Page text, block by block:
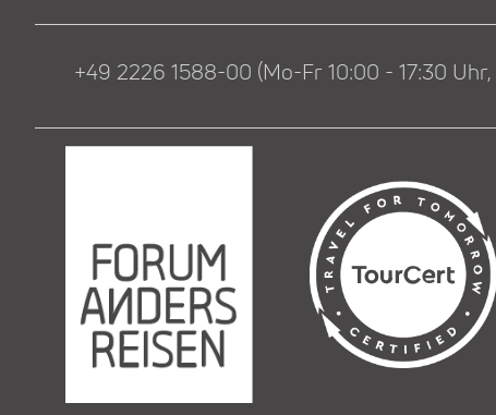
+49 2226 1588-00 (Mo-Fr 10:00 - 17:30 Uhr,